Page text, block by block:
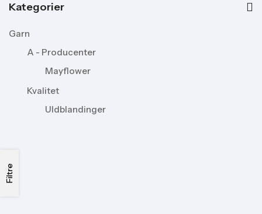
Kategorier
Garn
A - Producenter
Mayflower
Kvalitet
Uldblandinger
Filtre